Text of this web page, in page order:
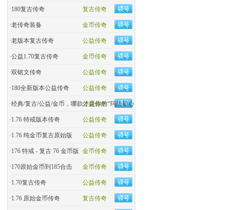
复古传奇
·180复古传奇
金币传奇
·老传奇装备
公益传奇
·老版本复古传奇
金币传奇
·公益1.70复古传奇
公益传奇
·双铭文传奇
公益传奇
·180全新版本公益传奇
公益传奇
·经典/复古/公益/金币，哪款才是你的“玛法初心
公益传奇
·1.76 特戒版本传奇
公益传奇
·1.76 纯金币复古原始版
金币传奇
·176 特戒 - 复古 76 金币版
金币传奇
·170原始金币到185合击
公益传奇
·​1.70复古传奇
复古传奇
·1.76 原始金币传奇